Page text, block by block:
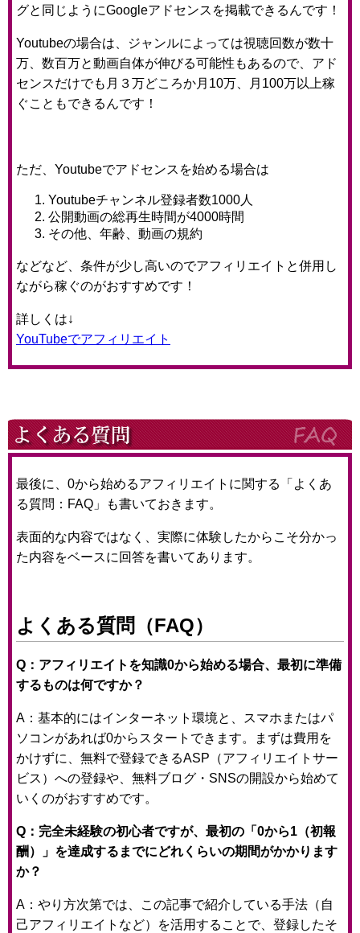
グと同じようにGoogleアドセンスを掲載できるんです！
Youtubeの場合は、ジャンルによっては視聴回数が数十
万、数百万と動画自体が伸びる可能性もあるので、アド
センスだけでも月３万どころか月10万、月100万以上稼
ぐこともできるんです！
ただ、Youtubeでアドセンスを始める場合は
Youtubeチャンネル登録者数1000人
公開動画の総再生時間が4000時間
その他、年齢、動画の規約
などなど、条件が少し高いのでアフィリエイトと併用し
ながら稼ぐのがおすすめです！
詳しくは↓
YouTubeでアフィリエイト
最後に、0から始めるアフィリエイトに関する「よくあ
る質問：FAQ」も書いておきます。
表面的な内容ではなく、実際に体験したからこそ分かっ
た内容をベースに回答を書いてあります。
よくある質問（FAQ）
Q：アフィリエイトを知識0から始める場合、最初に準備
するものは何ですか？
A：基本的にはインターネット環境と、スマホまたはパ
ソコンがあれば0からスタートできます。まずは費用を
かけずに、無料で登録できるASP（アフィリエイトサー
ビス）への登録や、無料ブログ・SNSの開設から始めて
いくのがおすすめです。
Q：完全未経験の初心者ですが、最初の「0から1（初報
酬）」を達成するまでにどれくらいの期間がかかります
か？
A：やり方次第では、この記事で紹介している手法（自
己アフィリエイトなど）を活用することで、登録したそ